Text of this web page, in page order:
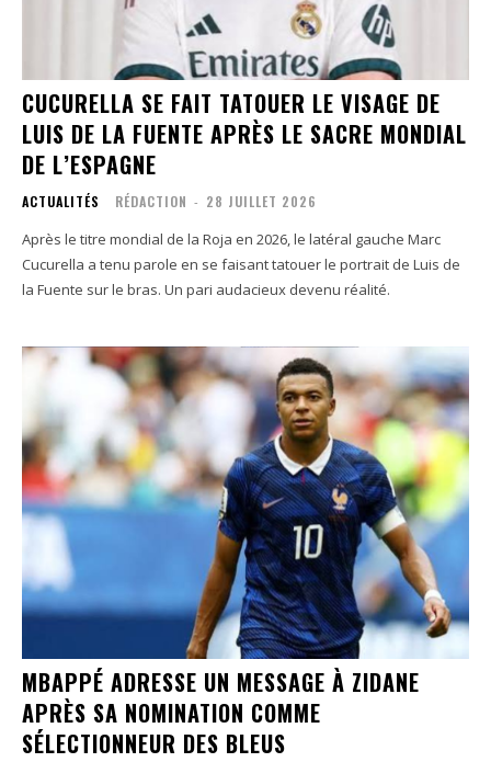
CUCURELLA SE FAIT TATOUER LE VISAGE DE
LUIS DE LA FUENTE APRÈS LE SACRE MONDIAL
DE L’ESPAGNE
ACTUALITÉS RÉDACTION - 28 JUILLET 2026
Après le titre mondial de la Roja en 2026, le latéral gauche Marc
Cucurella a tenu parole en se faisant tatouer le portrait de Luis de
la Fuente sur le bras. Un pari audacieux devenu réalité.
MBAPPÉ ADRESSE UN MESSAGE À ZIDANE
APRÈS SA NOMINATION COMME
SÉLECTIONNEUR DES BLEUS